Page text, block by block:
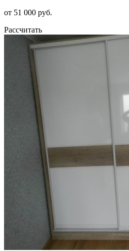
от 51 000 руб.
Рассчитать